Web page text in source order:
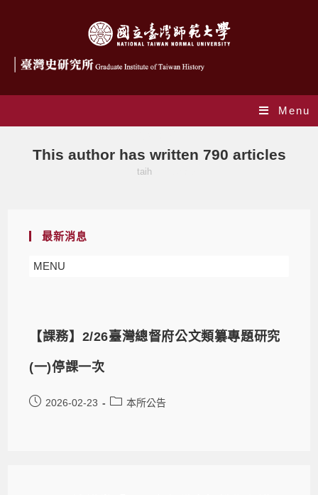
Menu
This author has written 790 articles
taih
最新消息
MENU
【課務】2/26臺灣總督府公文類纂專題研究
(一)停課一次
2026-02-23 本所公告